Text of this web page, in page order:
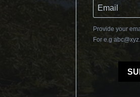
Provide your
For e.g